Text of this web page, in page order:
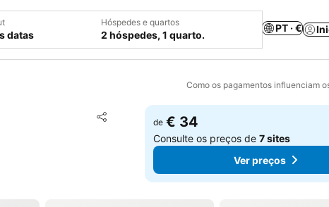
datas
Hóspedes e quartos
2 hóspedes, 1 quarto.
PT · €
Como os pagamentos influenciam
Partilhar
Adicionar aos favoritos
de € 34
Consulte os preços de7 sites
Ver preços